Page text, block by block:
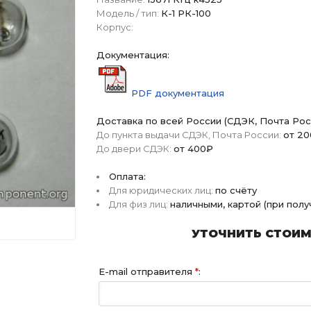
Модель / тип: К-1 РК-100
Корпус:
Документация:
PDF документация
Доставка по всей России (СДЭК, Почта
До пункта выдачи СДЭК, Почта России: от
До двери СДЭК: от 400₽
Оплата:
Для юридических лиц: по счёту
Для физ лиц: наличными, картой (при
УТОЧНИТЬ
E-mail отправителя *: